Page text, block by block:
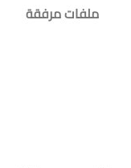
ملفات مرفقة